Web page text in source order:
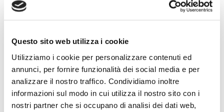
Questo sito web utilizza i cookie
Utilizziamo i cookie per personalizzare contenuti ed
annunci, per fornire funzionalità dei social media e per
analizzare il nostro traffico. Condividiamo inoltre
informazioni sul modo in cui utilizza il nostro sito con i
nostri partner che si occupano di analisi dei dati web,
Istituto Paritario S. Freud – Scuola Privata Milano – Scuola
paritaria: Istituto Tecnico Informatico, Istituto Tecnico
Turismo, Liceo delle Scienze Umane e Liceo Scientifico
02.29409829– www.istitutofreud.it
Scuola Superiore Paritaria Milano
Milano
Scuola Privata Turismo Milano
-Liceo delle Scienze Umane
indirizzo Economico Sociale Milano
Liceo Scientifico Milano
Contattaci per maggiori informazioni:info@istitutofreud.it